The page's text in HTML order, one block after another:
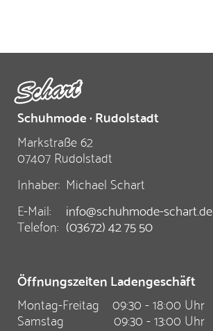
Schuhmode · Rudolstadt
Markstraße 62
07407 Rudolstadt
Inhaber: Michael Schart
E-Mail:
info@schuhmode-schart.de
Telefon: (03672) 42 75 50
Öffnungszeiten Ladengeschäft
Montag-Freitag
09:30 - 18:00 Uhr
Samstag
09:30 - 13:00 Uhr